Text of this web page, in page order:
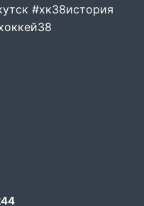
#хк38история